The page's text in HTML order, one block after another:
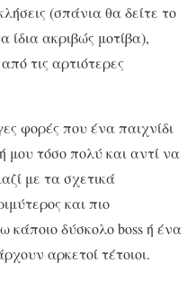
(σπάνια θα δείτε το
ίδια ακριβώς μοτίβα),
τις αρτιότερες
φορές που ένα παιχνίδι
μου τόσο πολύ και αντί να
με τα σχετικά
και πιο
δύσκολο boss ή ένα
αρκετοί τέτοιοι.